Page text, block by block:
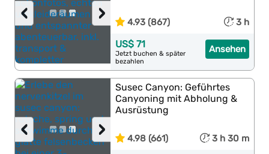
›
‹ 4.93 (867) 3 h
Ansehen
US$ 71
Jetzt buchen & später
bezahlen
›
‹
Susec Canyon: Geführtes
Canyoning mit Abholung &
Ausrüstung
4.98 (661) 3 h 30 m